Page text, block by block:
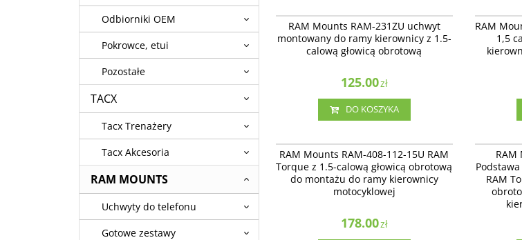
RAM-231ZU - uchwyt montowany do ramy
kierownicy z 1.5-calową głowicą obrotową.
RAM Mounts RAM-231ZU uchwyt
montowany do ramy kierownicy z 1.5-
calową głowicą obrotową
125.00zł
DO KOSZYKA
RAM
śruby U
RAM
1,5
Podstawa montażowa RAM-408-112-15U
RAM® Torque™ z 1.5-calową głowicą
obrotową do montażu do ramy kierownicy
motocyklowej.
RAM Mounts RAM-408-112-15U RAM
Torque z 1.5-calową głowicą obrotową
do montażu do ramy kierownicy
motocyklowej
178.00zł
Podstawa
Torque™ z
montażu
RAM
RAM
Odbiorniki OEM
Pokrowce, etui
Pozostałe
TACX
Tacx Trenażery
Tacx Akcesoria
RAM MOUNTS
Uchwyty do telefonu
Gotowe zestawy